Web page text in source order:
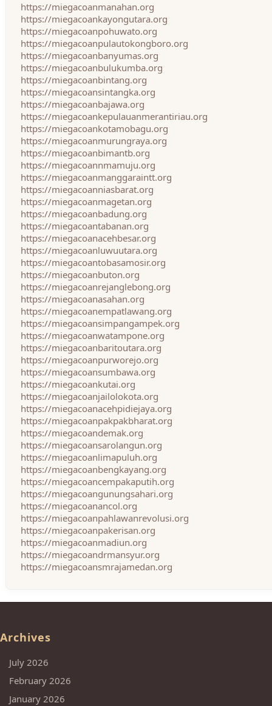
https://miegacoanmanahan.org
https://miegacoankayongutara.org
https://miegacoanpohuwato.org
https://miegacoanpulautokongboro.org
https://miegacoanbanyumas.org
https://miegacoanbulukumba.org
https://miegacoanbintang.org
https://miegacoansintangka.org
https://miegacoanbajawa.org
https://miegacoankepulauanmerantiriau.org
https://miegacoankotamobagu.org
https://miegacoanmurungraya.org
https://miegacoanbimantb.org
https://miegacoannmamuju.org
https://miegacoanmanggaraintt.org
https://miegacoanniasbarat.org
https://miegacoanmagetan.org
https://miegacoanbadung.org
https://miegacoantabanan.org
https://miegacoanacehbesar.org
https://miegacoanluwuutara.org
https://miegacoantobasamosir.org
https://miegacoanbuton.org
https://miegacoanrejanglebong.org
https://miegacoanasahan.org
https://miegacoanempatlawang.org
https://miegacoansimpangampek.org
https://miegacoanwatampone.org
https://miegacoanbaritoutara.org
https://miegacoanpurworejo.org
https://miegacoansumbawa.org
https://miegacoankutai.org
https://miegacoanjailolokota.org
https://miegacoanacehpidiejaya.org
https://miegacoanpakpakbharat.org
https://miegacoandemak.org
https://miegacoansarolangun.org
https://miegacoanlimapuluh.org
https://miegacoanbengkayang.org
https://miegacoancempakaputih.org
https://miegacoangunungsahari.org
https://miegacoanancol.org
https://miegacoanpahlawanrevolusi.org
https://miegacoanpakerisan.org
https://miegacoanmadiun.org
https://miegacoandrmansyur.org
https://miegacoansmrajamedan.org
Archives
July 2026
February 2026
January 2026